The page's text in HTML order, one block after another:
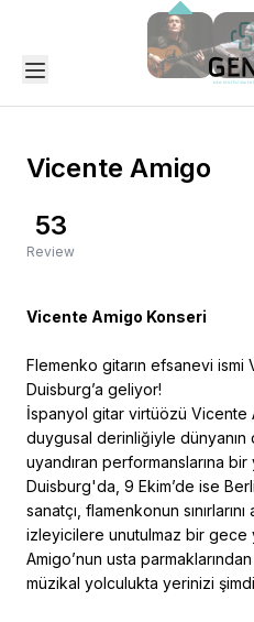
Vicente Amigo
53
Review
Vicente Amigo Konseri
Flemenko gitarın efsanevi ismi
Duisburg’a geliyor!
İspanyol gitar virtüözü Vicente
duygusal derinliğiyle dünyanın
uyandıran performanslarına
Duisburg'da, 9 Ekim’de ise
sanatçı, flamenkonun
izleyicilere unutulmaz bir gece
Amigo’nun usta
müzikal yolculukta yerinizi